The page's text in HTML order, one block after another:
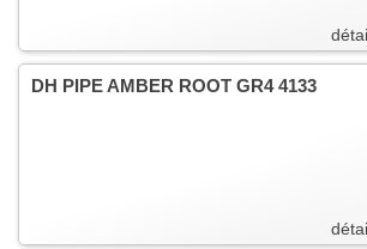
DH PIPE AMBER ROOT GR4 4133